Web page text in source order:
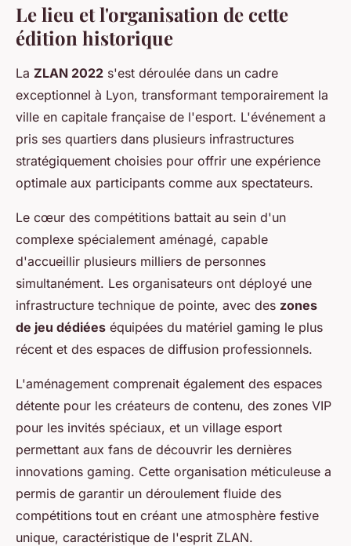
Le lieu et l'organisation de cette
édition historique
La ZLAN 2022 s'est déroulée dans un cadre
exceptionnel à Lyon, transformant temporairement la
ville en capitale française de l'esport. L'événement a
pris ses quartiers dans plusieurs infrastructures
stratégiquement choisies pour offrir une expérience
optimale aux participants comme aux spectateurs.
Le cœur des compétitions battait au sein d'un
complexe spécialement aménagé, capable
d'accueillir plusieurs milliers de personnes
simultanément. Les organisateurs ont déployé une
infrastructure technique de pointe, avec des zones
de jeu dédiées équipées du matériel gaming le plus
récent et des espaces de diffusion professionnels.
L'aménagement comprenait également des espaces
détente pour les créateurs de contenu, des zones VIP
pour les invités spéciaux, et un village esport
permettant aux fans de découvrir les dernières
innovations gaming. Cette organisation méticuleuse a
permis de garantir un déroulement fluide des
compétitions tout en créant une atmosphère festive
unique, caractéristique de l'esprit ZLAN.